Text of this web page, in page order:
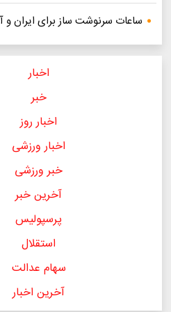
ساعات سرنوشت ساز برای ایران و
اخبار
خبر
اخبار روز
اخبار ورزشی
خبر ورزشی
آخرین خبر
پرسپولیس
استقلال
سهام عدالت
آخرین اخبار